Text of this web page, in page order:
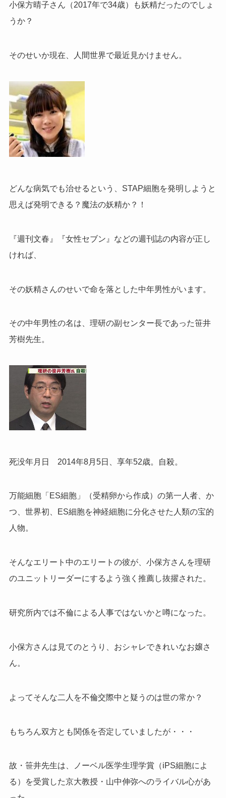
小保方晴子さん（2017年で34歳）も妖精だったのでしょ
うか？
そのせいか現在、人間世界で最近見かけません。
どんな病気でも治せるという、STAP細胞を発明しようと
思えば発明できる？魔法の妖精か？！
『週刊文春』『女性セブン』などの週刊誌の内容が正し
ければ、
その妖精さんのせいで命を落とした中年男性がいます。
その中年男性の名は、理研の副センター長であった笹井
芳樹先生。
死没年月日 2014年8月5日、享年52歳。自殺。
万能細胞「ES細胞」（受精卵から作成）の第一人者、か
つ、 世界初、ES細胞を神経細胞に分化させた人類の宝的
人物。
そんなエリート中のエリートの彼が、小保方さんを理研
のユニットリーダーにするよう強く推薦し抜擢された。
研究所内では不倫による人事ではないかと噂になった。
小保方さんは見てのとうり、おシャレできれいなお嬢さ
ん。
よってそんな二人を不倫交際中と疑うのは世の常か？
もちろん双方とも関係を否定していましたが・・・
故・笹井先生は、ノーベル医学生理学賞（iPS細胞によ
る）を受賞した京大教授・山中伸弥へのライバル心があ